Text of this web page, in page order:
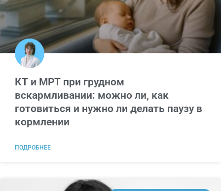
КТ и МРТ при грудном
вскармливании: можно ли, как
готовиться и нужно ли делать паузу в
кормлении
ПОДРОБНЕЕ